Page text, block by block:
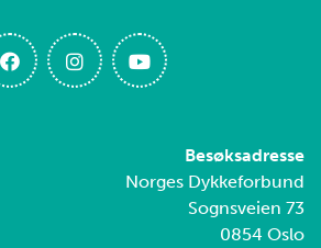
Besøksadresse
Norges Dykkeforbund
Sognsveien 73
0854 Oslo